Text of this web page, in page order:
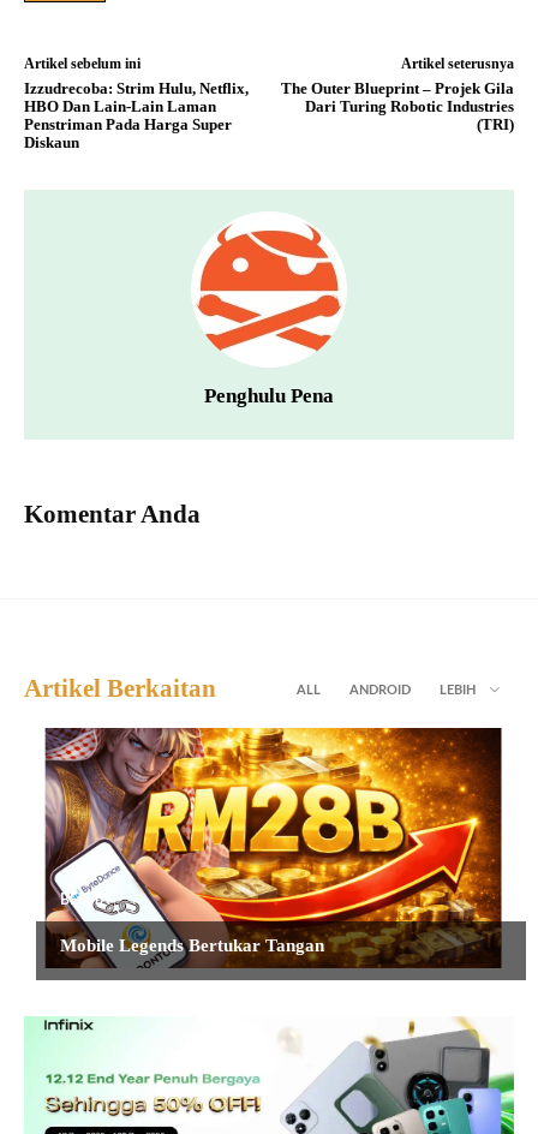
Artikel sebelum ini
Izzudrecoba: Strim Hulu, Netflix,
HBO Dan Lain-Lain Laman
Penstriman Pada Harga Super
Diskaun
Artikel seterusnya
The Outer Blueprint – Projek Gila
Dari Turing Robotic Industries
(TRI)
Penghulu Pena
Komentar Anda
Artikel Berkaitan ALL ANDROID LEBIH
BERITA
Mobile Legends Bertukar Tangan